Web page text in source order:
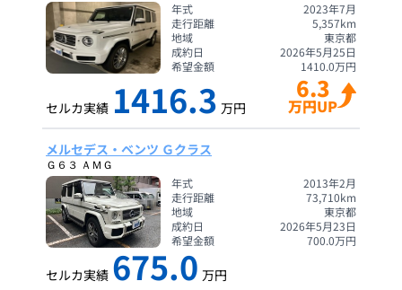
年式
2023年7月
走行距離
5,357km
地域
東京都
成約日
2026年5月25日
希望金額
1410.0万円
セルカ実績 1416.3 万円
6.3
万円UP
メルセデス・ベンツ Ｇクラス
Ｇ６３ ＡＭＧ
年式
2013年2月
走行距離
73,710km
地域
東京都
成約日
2026年5月23日
希望金額
700.0万円
セルカ実績 675.0 万円